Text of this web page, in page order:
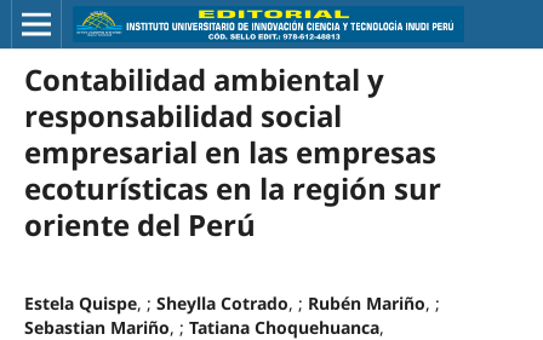
Contabilidad ambiental y
responsabilidad social
empresarial en las empresas
ecoturísticas en la región sur
oriente del Perú
Estela Quispe, ; Sheylla Cotrado, ; Rubén Mariño, ;
Sebastian Mariño, ; Tatiana Choquehuanca,